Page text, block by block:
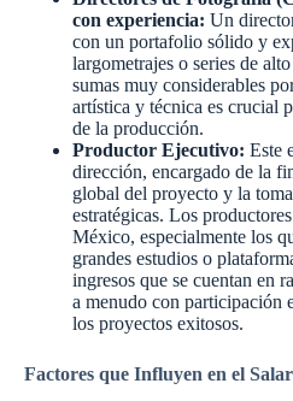
con experiencia: Un
con un portafolio sólido y
largometrajes o series de
sumas muy considerables
artística y técnica es crucial
de la producción.
Productor Ejecutivo: Este
dirección, encargado de la
global del proyecto y la
estratégicas. Los
México, especialmente los
grandes estudios o
ingresos que se cuentan en
a menudo con participación
los proyectos exitosos.
Factores que Influyen en el